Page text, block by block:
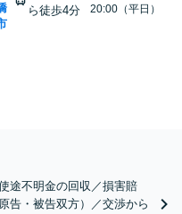
ら徒歩4分
20:00（平日）
途不明金の回収／損害賠
告・被告双方）／交渉から